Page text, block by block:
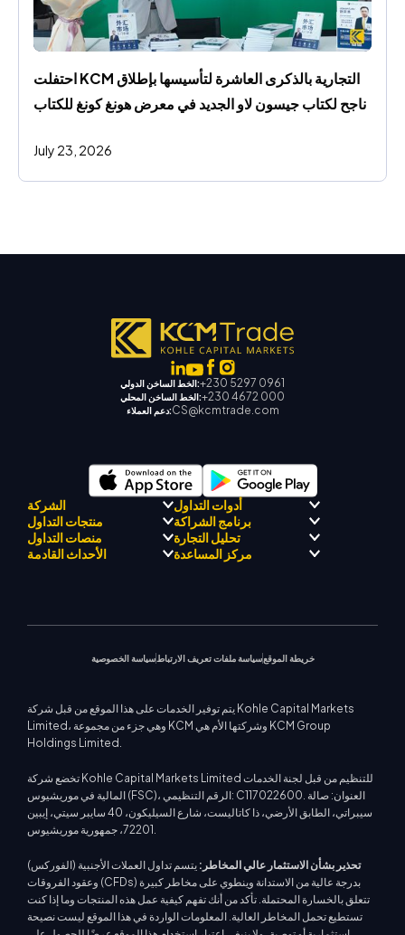
احتفلت KCM التجارية بالذكرى العاشرة لتأسيسها بإطلاق
ناجح لكتاب جيسون لاو الجديد في معرض هونغ كونغ للكتاب
July 23, 2026
الخط الساخن الدولي:+230 5297 0961
الخط الساخن المحلي:+230 4672 000
دعم العملاء:CS@kcmtrade.com
الشركة
الامتثال التنظيمي
حول كي سي إم تريد
فريق كي سي إم تريد دريفت
أدوات التداول
مرشد KCM للتجارة بالذكاء
الاصطناعي
مركز KCM للإشارات التجارية
منتجات التداول
الفوركس
برنامج الشراكة
برنامج التعريف بالوسيط
منصات التداول تحليل التجارة
الأحداث القادمة مركز المساعدة
سياسة الخصوصية سياسة ملفات تعريف الارتباط خريطة الموقع
يتم توفير الخدمات على هذا الموقع من قبل شركة Kohle Capital Markets
Limited، وهي جزء من مجموعة KCM وشركتها الأم هي KCM Group
Holdings Limited.
تخضع شركة Kohle Capital Markets Limited للتنظيم من قبل لجنة الخدمات
المالية في موريشيوس (FSC)، الرقم التنظيمي: C117022600. العنوان: صالة
سيبراتي، الطابق الأرضي، ذا كاتاليست، شارع السيليكون، 40 سايبر سيتي، إيبين
72201، جمهورية موريشيوس.
تحذير بشأن الاستثمار عالي المخاطر: يتسم تداول العملات الأجنبية (الفوركس)
وعقود الفروقات (CFDs) بدرجة عالية من الاستدانة وينطوي على مخاطر كبيرة
تتعلق بالخسارة المحتملة. تأكد من أنك تفهم كيفية عمل هذه المنتجات وما إذا كنت
تستطيع تحمل المخاطر العالية. المعلومات الواردة في هذا الموقع ليست نصيحة